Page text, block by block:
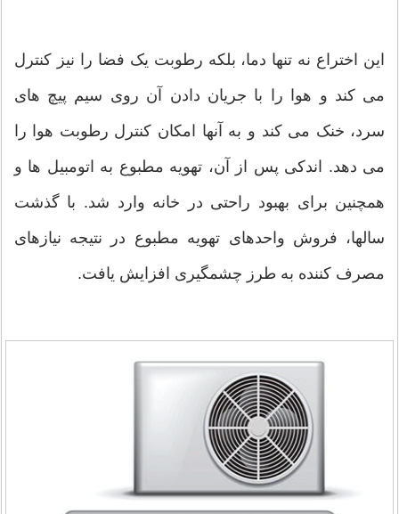
این اختراع نه تنها دما، بلکه رطوبت یک فضا را نیز کنترل
می کند و هوا را با جریان دادن آن روی سیم پیچ های
سرد، خنک می کند و به آنها امکان کنترل رطوبت هوا را
می دهد. اندکی پس از آن، تهویه مطبوع به اتومبیل ها و
همچنین برای بهبود راحتی در خانه وارد شد. با گذشت
سالها، فروش واحدهای تهویه مطبوع در نتیجه نیازهای
مصرف کننده به طرز چشمگیری افزایش یافت.